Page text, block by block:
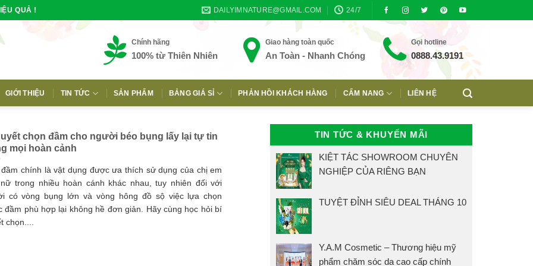
QUẢ ! DAILYIMNATURE@GMAIL.COM 24/7
Chính hãng
100% từ Thiên Nhiên
Giao hàng toàn quốc
An Toàn - Nhanh Chóng
Gọi hotline
0888.43.9191
GIỚI THIỆU TIN TỨC SẢN PHẨM BẢNG GIÁ SỈ PHẢN HỒI KHÁCH HÀNG CẨM NANG LIÊN HỆ
chọn đầm cho người béo bụng lấy lại tự tin
mọi hoàn cảnh
đầm chính là vật dụng được ưa thích sử dụng của chị em
trong nhiều hoàn cánh khác nhau, tuy nhiên đối với
có vòng bụng lớn và vòng hông đồ sộ việc lựa chọn
đầm phù hợp lại không hề đơn giản. Hãy cùng học hỏi bí
chọn....
TIN TỨC & KHUYẾN MÃI
KIỆT TÁC SHOWROOM CHUYÊN
NGHIỆP CỦA RIÊNG BẠN
TUYỆT ĐỈNH SIÊU DEAL THÁNG 10
Y.A.M Cosmetic – Thương hiệu mỹ
phẩm chăm sóc da cao cấp chính